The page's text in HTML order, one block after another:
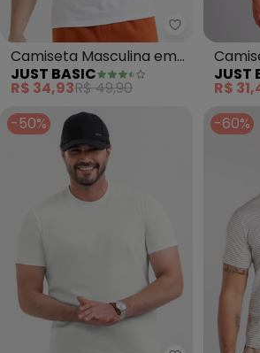
Just Basic -
Camiseta Masculina em
Meia Malha Branco
JUST BASIC
R$ 34,93R$ 49,90
Meia
JUST
R$
-50%
-60%